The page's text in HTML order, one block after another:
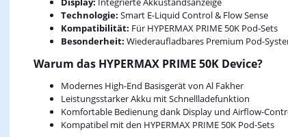
Technologie: Smart E-Liquid Control & Flow Sense
Kompatibilität: Für HYPERMAX PRIME 50K Pod-Sets
Besonderheit: Wiederaufladbares Premium Pod-
Warum das HYPERMAX PRIME 50K Device?
Modernes High-End Basisgerät von Al Fakher
Leistungsstarker Akku mit Schnellladefunktion
Komfortable Bedienung dank Display und Airflow-
Kompatibel mit den HYPERMAX PRIME 50K Pod-Sets